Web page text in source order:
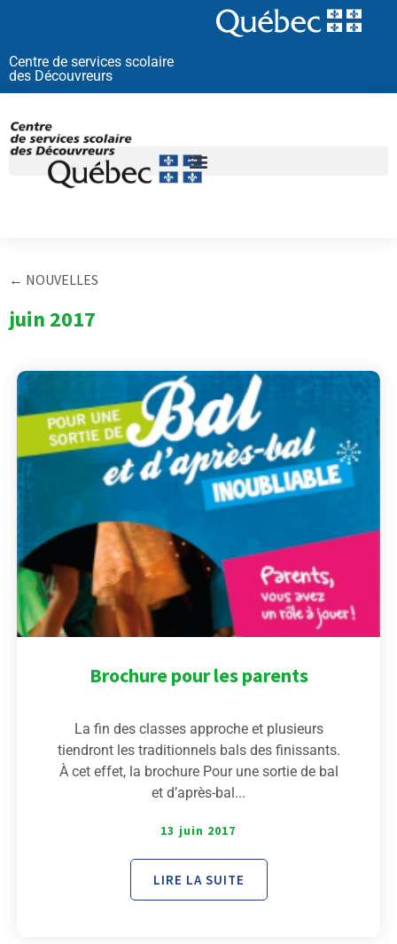
Centre de services scolaire
des Découvreurs
← NOUVELLES
juin 2017
Brochure pour les parents
La fin des classes approche et plusieurs
tiendront les traditionnels bals des finissants.
À cet effet, la brochure Pour une sortie de bal
et d’après-bal...
13 juin 2017
LIRE LA SUITE
Page Page Page Page Page Page